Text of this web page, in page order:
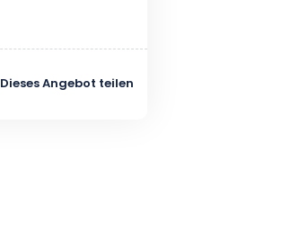
Dieses Angebot teilen